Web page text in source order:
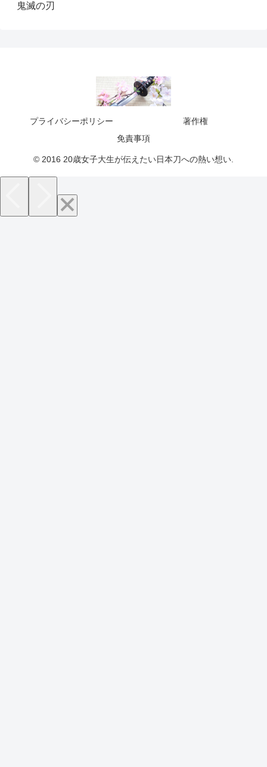
鬼滅の刃
プライバシーポリシー
著作権
免責事項
© 2016 20歳女子大生が伝えたい日本刀への熱い想い.